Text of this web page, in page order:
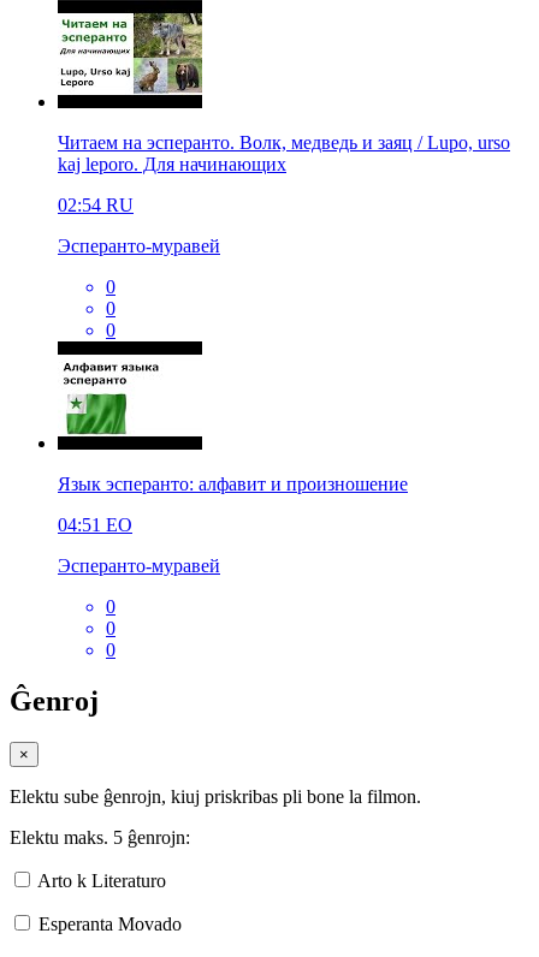
Читаем на эсперанто. Волк, медведь и заяц / Lupo, urso
kaj leporo. Для начинающих
02:54 RU
Эсперанто-муравей
0
0
0
Язык эсперанто: алфавит и произношение
04:51 EO
Эсперанто-муравей
0
0
0
Ĝenroj
×
Elektu sube ĝenrojn, kiuj priskribas pli bone la filmon.
Elektu maks. 5 ĝenrojn:
Arto k Literaturo
Esperanta Movado